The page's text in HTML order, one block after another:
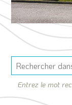
Entrez le mot